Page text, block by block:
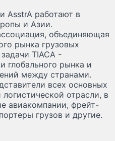
AsstrA работают в
и Азии.
объединяющая
рынка грузовых
TIACA -
глобального рынка и
между странами.
всех основных
отрасли, в
авиакомпании, фрейт-
грузов и другие.